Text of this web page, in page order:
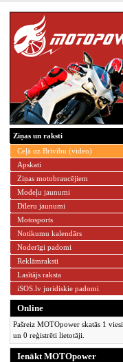
Ziņas un raksti
Ceļā uz Brīvību (video)
Apskati
Ziņas motobraucējiem
Modeļu jaunumi
Dīleru jaunumi
Motosports
Notikumu kalendārs
Noderīgi padomi
Reklāmraksti
Lasītājs raksta
iSOS.lv juridiskie padomi
Online
Pašreiz MOTOpower skatās 1 viesi
un 0 reģistrēti lietotāji.
Ienākt MOTOpower